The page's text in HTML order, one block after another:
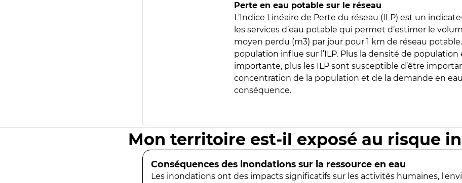
Perte en eau potable sur le réseau
L’Indice Linéaire de Perte du réseau (ILP) est un
les services d’eau potable qui permet d’estimer le
moyen perdu (m3) par jour pour 1 km de réseau
population influe sur l’ILP. Plus la densité de population
importante, plus les ILP sont susceptible d’être
concentration de la population et de la demande en
conséquence.
Mon territoire est-il exposé au risque
Conséquences des inondations sur la ressource en eau
Les inondations ont des impacts significatifs sur les activités humaines,